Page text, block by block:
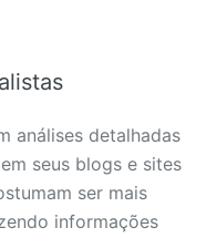
análises detalhadas
seus blogs e sites
ser mais
informações